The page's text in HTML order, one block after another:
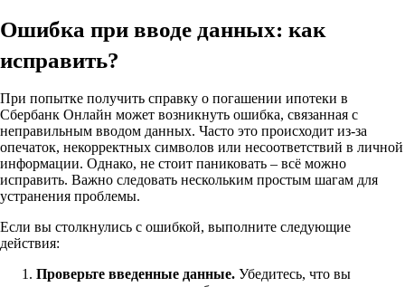
Ошибка при вводе данных: как
исправить?
При попытке получить справку о погашении ипотеки в
Сбербанк Онлайн может возникнуть ошибка, связанная с
неправильным вводом данных. Часто это происходит из-за
опечаток, некорректных символов или несоответствий в личной
информации. Однако, не стоит паниковать – всё можно
исправить. Важно следовать нескольким простым шагам для
устранения проблемы.
Если вы столкнулись с ошибкой, выполните следующие
действия:
Проверьте введенные данные. Убедитесь, что вы